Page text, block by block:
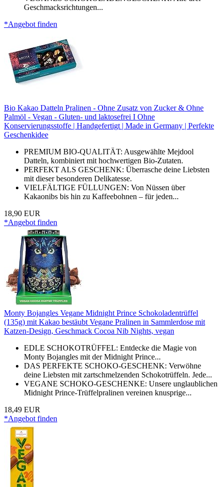
Geschmacksrichtungen...
*Angebot finden
Bio Kakao Datteln Pralinen - Ohne Zusatz von Zucker & Ohne
Palmöl - Vegan - Gluten- und laktosefrei I Ohne
Konservierungsstoffe | Handgefertigt | Made in Germany | Perfekte
Geschenkidee
PREMIUM BIO-QUALITÄT: Ausgewählte Mejdool
Datteln, kombiniert mit hochwertigen Bio-Zutaten.
PERFEKT ALS GESCHENK: Überrasche deine Liebsten
mit dieser besonderen Delikatesse.
VIELFÄLTIGE FÜLLUNGEN: Von Nüssen über
Kakaonibs bis hin zu Kaffeebohnen – für jeden...
18,90 EUR
*Angebot finden
Monty Bojangles Vegane Midnight Prince Schokoladentrüffel
(135g) mit Kakao bestäubt Vegane Pralinen in Sammlerdose mit
Katzen-Design, Geschmack Cocoa Nib Nights, vegan
EDLE SCHOKOTRÜFFEL: Entdecke die Magie von
Monty Bojangles mit der Midnight Prince...
DAS PERFEKTE SCHOKO-GESCHENK: Verwöhne
deine Liebsten mit zartschmelzenden Schokotrüffeln. Jede...
VEGANE SCHOKO-GESCHENKE: Unsere unglaublichen
Midnight Prince-Trüffelpralinen vereinen knusprige...
18,49 EUR
*Angebot finden